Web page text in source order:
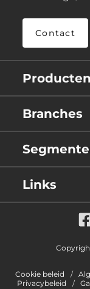
Contact
Producten
Branches
Links
Cookie beleid
Privacybeleid